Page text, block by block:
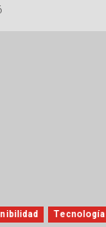
Tecnología